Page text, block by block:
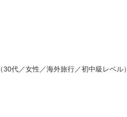
（30代／女性／海外旅行／初中級レベル）